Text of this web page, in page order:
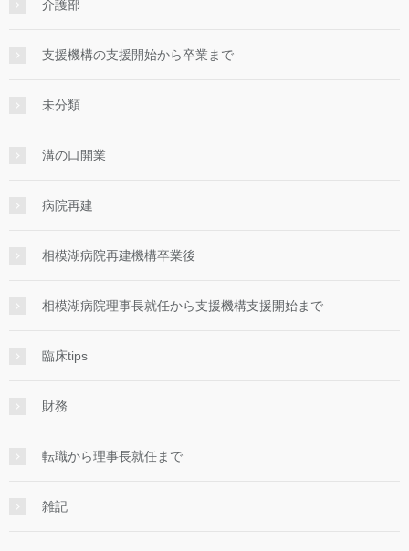
介護部
支援機構の支援開始から卒業まで
未分類
溝の口開業
病院再建
相模湖病院再建機構卒業後
相模湖病院理事長就任から支援機構支援開始まで
臨床tips
財務
転職から理事長就任まで
雑記